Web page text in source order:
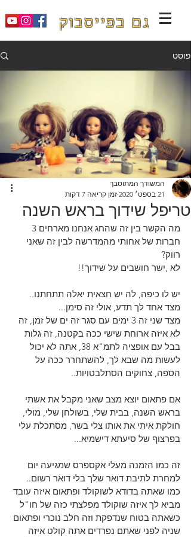
גם בפייסבוק
פוסט
טריפל שידוך בראש השנה
המשודך המתוסבך
21 בספט׳ 2020
זמן קריאה 7 דקות
חברות של אחותי מהמדרשה לבין זה שאני
רווק?
לא ,ישר חושבים על שידוך!!
יש לו כיפה, לה יש חצאית יאלה תתחתנו..
מצד אחד לך תדע, אולי זה סימן...
מצד שני זה 3 ימים עם סגר זה ים של זמן, זה
לא איזה ארוחת שישי ככה בקטנה, זה גלות
בבל עם אופציה לתמ"א 38, אתה לא יכול
לעשות מה שבא לך, להשתחרר ככה על
הספה, צחוקים הסתלבטויות..
אם פתאום יוצא מצב שאני מקבל את אשתי
בראש השנה, בבית שלי, בשולחן שלי, מולי,
חולקת איתי את אותו צלי בשר, מסתכלת עלי
בפרצוף של סיעתא דישמיא...
זה כמו הזמנה מעלי אקספרס שמגיעה יום
למחרת לתיבת דואר שלך בלי דואר רשום..
כמו שאתה בדודא לשוקולד ופתאום איזה עובד
מביא לך איזה שוקולד מפלצתי כזה של חו"ל
כשאתה בטוח שנדפקת וזה חלב נוכרי ופתאום
שניה לפני שאתם נפרדים אתה קולט איזה